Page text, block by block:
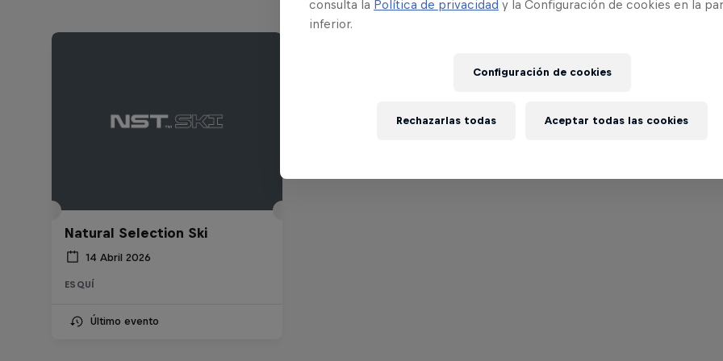
Natural Selection Ski
14 Abril 2026
ESQUÍ
Último evento
consulta la Política de privacidad y la Configuración de cookies en la
inferior.
Configuración de cookies
Rechazarlas todas Aceptar todas las cookies